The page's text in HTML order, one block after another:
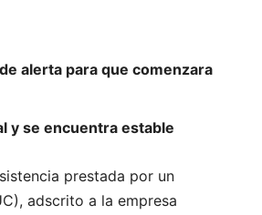
alerta para que comenzara
y se encuentra estable
prestada por un
adscrito a la empresa